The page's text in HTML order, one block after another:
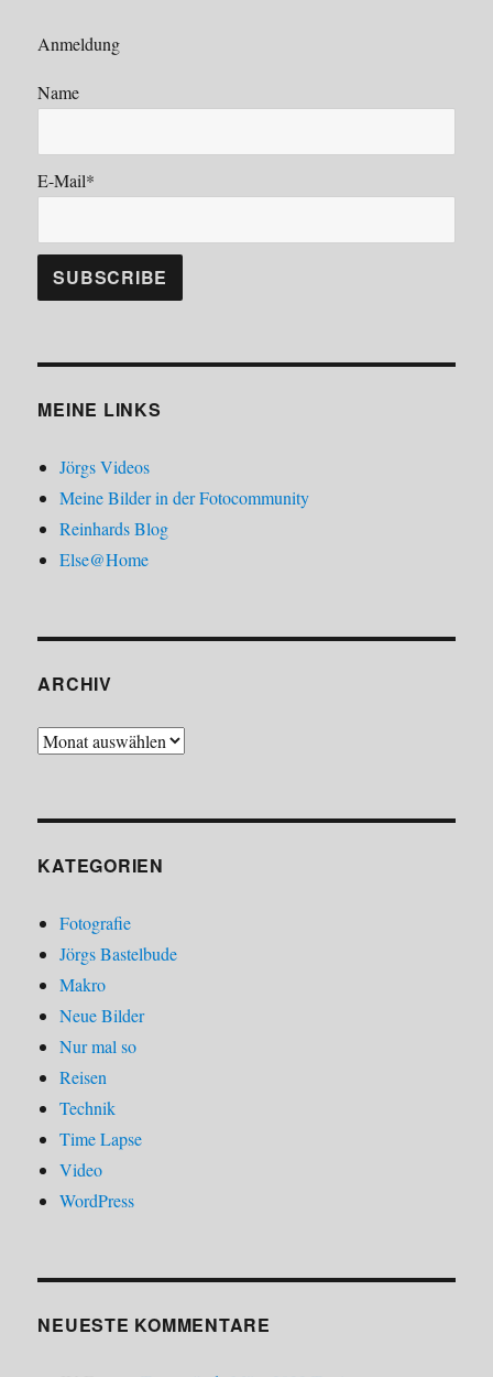
Anmeldung
Name
E-Mail*
MEINE LINKS
Jörgs Videos
Meine Bilder in der Fotocommunity
Reinhards Blog
Else@Home
ARCHIV
Archiv
KATEGORIEN
Fotografie
Jörgs Bastelbude
Makro
Neue Bilder
Nur mal so
Reisen
Technik
Time Lapse
Video
WordPress
NEUESTE KOMMENTARE